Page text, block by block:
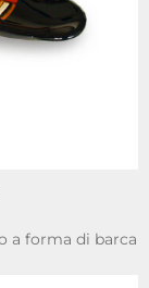
a forma di barca